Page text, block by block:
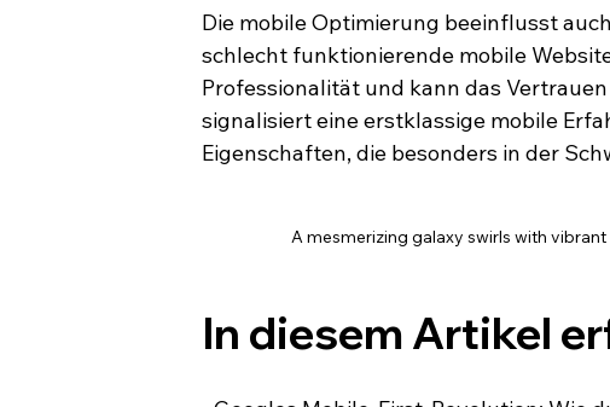
Die mobile Optimierung beeinflusst
schlecht funktionierende mobile
Professionalität und kann das
signalisiert eine erstklassige mobile
Eigenschaften, die besonders in der
A mesmerizing galaxy swirls with
In diesem Artikel